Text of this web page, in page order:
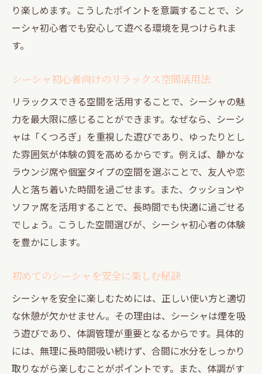
り楽しめます。こうしたポイントを意識することで、シ
ーシャ初心者でも安心して遊べる環境を見つけられま
す。
シーシャ初心者向けのリラックス空間活用法
リラックスできる空間を活用することで、シーシャの魅
力を最大限に感じることができます。なぜなら、シーシ
ャは「くつろぎ」を重視した遊びであり、ゆったりとし
た雰囲気が体験の質を高めるからです。例えば、静かな
ラウンジ席や個室タイプの空間を選ぶことで、友人や恋
人と落ち着いた時間を過ごせます。また、クッションや
ソファ席を活用することで、長時間でも快適に過ごせる
でしょう。こうした空間選びが、シーシャ初心者の体験
を豊かにします。
初めてのシーシャを安全に楽しむ秘訣
シーシャを安全に楽しむためには、正しい使い方と適切
な休憩が欠かせません。その理由は、シーシャは煙を吸
う遊びであり、体調管理が重要となるからです。具体的
には、無理に長時間吸い続けず、合間に水分をしっかり
取りながら楽しむことがポイントです。また、体調がす